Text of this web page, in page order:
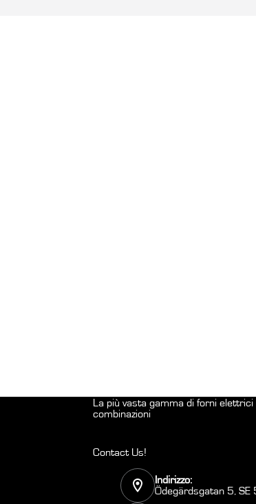
La più vasta gamma di forni
combinazioni
Contact Us!
Indirizzo:
Ödegärdsgatan 5,